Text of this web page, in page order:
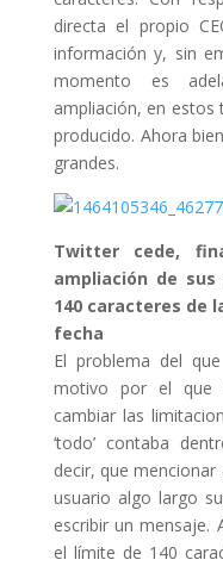
directa el propio
información y, sin
momento es
ampliación, en
producido. Ahora
grandes.
Twitter cede,
ampliación de
140 caracteres de
fecha
El problema del
motivo por el que
cambiar las
‘todo’ contaba
decir, que
usuario algo largo
escribir un mensaje.
el límite de 140